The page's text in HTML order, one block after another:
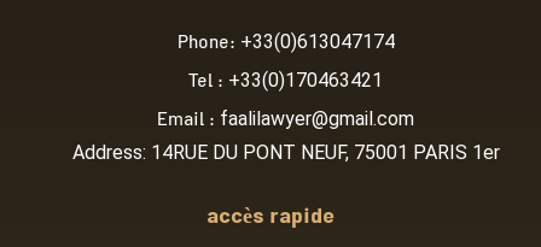
Phone: +33(0)613047174
Tel : +33(0)170463421
Email : faalilawyer@gmail.com
Address: 14RUE DU PONT NEUF, 75001 PARIS 1er
accès rapide